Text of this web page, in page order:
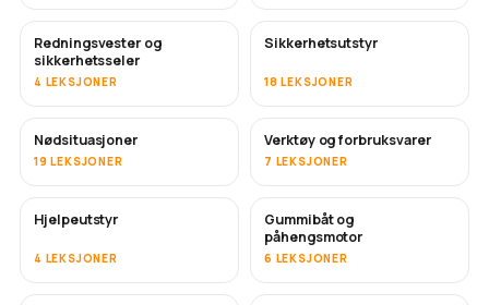
Redningsvester og
sikkerhetsseler
4 LEKSJONER
Sikkerhetsutstyr
18 LEKSJONER
Nødsituasjoner
19 LEKSJONER
Verktøy og forbruksvarer
7 LEKSJONER
Hjelpeutstyr
4 LEKSJONER
Gummibåt og
påhengsmotor
6 LEKSJONER